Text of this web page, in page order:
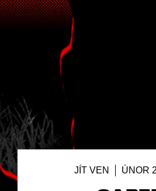
JÍT VEN ÚNOR